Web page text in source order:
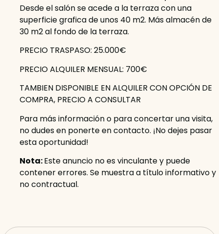
Desde el salón se acede a la terraza con una
superficie grafica de unos 40 m2. Más almacén de
30 m2 al fondo de la terraza.
PRECIO TRASPASO: 25.000€
PRECIO ALQUILER MENSUAL: 700€
TAMBIEN DISPONIBLE EN ALQUILER CON OPCIÓN DE
COMPRA, PRECIO A CONSULTAR
Para más información o para concertar una visita,
no dudes en ponerte en contacto. ¡No dejes pasar
esta oportunidad!
Nota:Este anuncio no es vinculante y puede
contener errores. Se muestra a título informativo y
no contractual.